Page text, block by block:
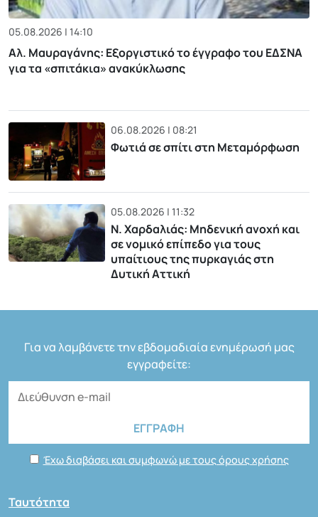
05.08.2026 | 14:10
Αλ. Μαυραγάνης: Εξοργιστικό το έγγραφο του ΕΔΣΝΑ
για τα «σπιτάκια» ανακύκλωσης
06.08.2026 | 08:21
Φωτιά σε σπίτι στη Μεταμόρφωση
05.08.2026 | 11:32
Ν. Χαρδαλιάς: Μηδενική ανοχή και
σε νομικό επίπεδο για τους
υπαίτιους της πυρκαγιάς στη
Δυτική Αττική
Για να λαμβάνετε την εβδομαδιαία ενημέρωσή μας
εγγραφείτε:
Έχω διαβάσει και συμφωνώ με τους όρους χρήσης
Ταυτότητα